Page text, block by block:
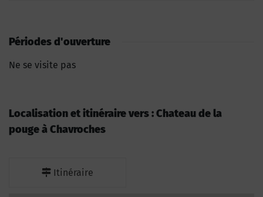
Périodes d'ouverture
Ne se visite pas
Localisation et itinéraire vers : Chateau de la
pouge à Chavroches
Itinéraire